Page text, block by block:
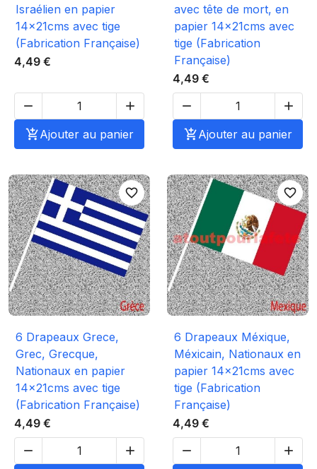
Israélien en papier
14x21cms avec tige
(Fabrication Française)
4,49 €


Ajouter au panier
avec tête de mort, en
papier 14x21cms avec
tige (Fabrication
Française)
4,49 €


Ajouter au panier
favorite_border
6 Drapeaux Grece,
Grec, Grecque,
Nationaux en papier
14x21cms avec tige
(Fabrication Française)
4,49 €


favorite_border
6 Drapeaux Méxique,
Méxicain, Nationaux en
papier 14x21cms avec
tige (Fabrication
Française)
4,49 €

